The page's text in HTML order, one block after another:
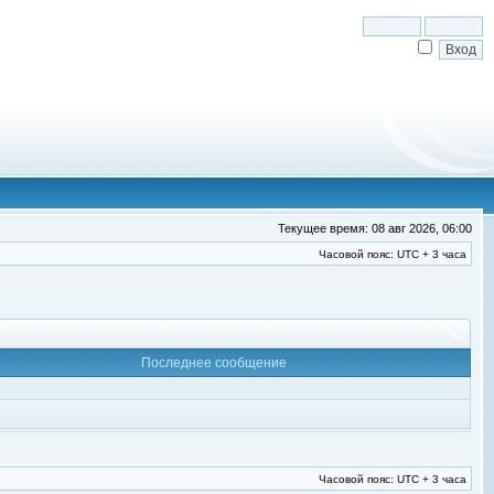
Текущее время: 08 авг 2026, 06:00
Часовой пояс: UTC + 3 часа
Последнее сообщение
Часовой пояс: UTC + 3 часа